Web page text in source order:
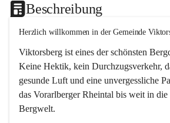
Beschreibung
Herzlich willkommen in der Gemeinde
Viktorsberg ist eines der schönsten
Keine Hektik, kein Durchzugsverkehr,
gesunde Luft und eine unvergessliche
das Vorarlberger Rheintal bis weit in
Bergwelt.